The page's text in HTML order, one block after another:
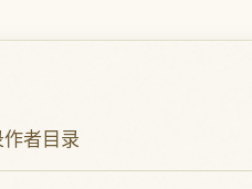
作者目录